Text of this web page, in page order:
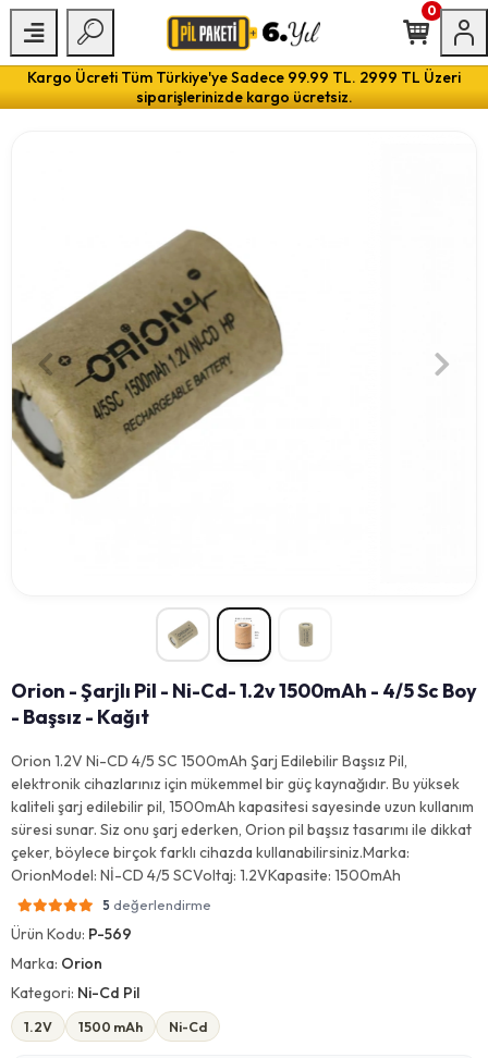
Kargo Ücreti Tüm Türkiye'ye Sadece 99.99 TL. 2999 TL Üzeri
siparişlerinizde kargo ücretsiz.
0
Orion - Şarjlı Pil - Ni-Cd- 1.2v 1500mAh - 4/5 Sc Boy
- Başsız - Kağıt
Orion 1.2V Ni-CD 4/5 SC 1500mAh Şarj Edilebilir Başsız Pil,
elektronik cihazlarınız için mükemmel bir güç kaynağıdır. Bu yüksek
kaliteli şarj edilebilir pil, 1500mAh kapasitesi sayesinde uzun kullanım
süresi sunar. Siz onu şarj ederken, Orion pil başsız tasarımı ile dikkat
çeker, böylece birçok farklı cihazda kullanabilirsiniz.Marka:
OrionModel: Nİ-CD 4/5 SCVoltaj: 1.2VKapasite: 1500mAh
5 değerlendirme
Ürün Kodu: P-569
Marka: Orion
Kategori: Ni-Cd Pil
1.2V 1500 mAh Ni-Cd